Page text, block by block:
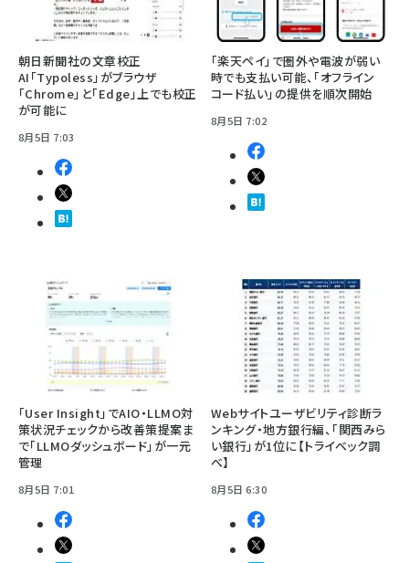
朝日新聞社の文章校正
AI「Typoless」がブラウザ
「Chrome」と「Edge」上でも校正
が可能に
8月5日 7:03
「楽天ペイ」で圏外や電波が弱い
時でも支払い可能、「オフライン
コード払い」の提供を順次開始
8月5日 7:02
「User Insight」でAIO・LLMO対
策状況チェックから改善策提案ま
で「LLMOダッシュボード」が一元
管理
8月5日 7:01
Webサイトユーザビリティ診断ラ
ンキング・地方銀行編、「関西みら
い銀行」が1位に【トライベック調
べ】
8月5日 6:30